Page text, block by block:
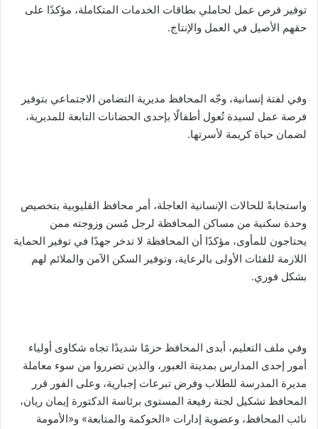
توفير فرص عمل لحاملي بطاقات الخدمات المتكاملة، مؤكدًا على
حقهم الأصيل في العمل والإنتاج.
وفي لفتة إنسانية، وجّه المحافظ مديرية التضامن الاجتماعي بتوفير
فرصة عمل لسيدة تُعول أطفالًا بإحدى الحضانات التابعة للمديرية،
لضمان حياة كريمة لأسرتها.
واستجابةً للحالات الإنسانية العاجلة، أمر محافظ القليوبية بتخصيص
وحدة سكنية من مساكن المحافظة لرجل مُسن وزوجته ممن
يحتاجون للمأوى، مؤكدًا أن المحافظة لا تدخر جهدًا في توفير الحماية
اللازمة للفئات الأولى بالرعاية، وتوفير السكن الآمن والملائم لهم
بشكل فوري.
وفي ملف التعليم، أبدى المحافظ حزمًا شديدًا تجاه شكاوى أولياء
أمور إحدى المدارس بمدينة العبور، والذين تضرروا من سوء معاملة
مديرة المدرسة للطلاب وفرض تبرعات إجبارية، وعلى الفور قرر
المحافظ تشكيل لجنة رفيعة المستوى برئاسة الدكتورة إيمان ريان،
نائب المحافظ، وعضوية إدارات «الحوكمة والمتابعة» و«الأمومة